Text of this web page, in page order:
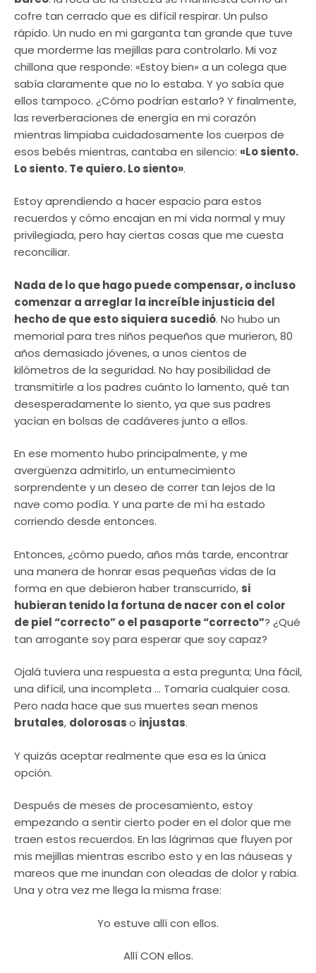
cofre tan cerrado que es difícil respirar. Un pulso
rápido. Un nudo en mi garganta tan grande que tuve
que morderme las mejillas para controlarlo. Mi voz
chillona que responde: «Estoy bien» a un colega que
sabía claramente que no lo estaba. Y yo sabía que
ellos tampoco. ¿Cómo podrían estarlo? Y finalmente,
las reverberaciones de energía en mi corazón
mientras limpiaba cuidadosamente los cuerpos de
esos bebés mientras, cantaba en silencio: «Lo siento.
Lo siento. Te quiero. Lo siento».
Estoy aprendiendo a hacer espacio para estos
recuerdos y cómo encajan en mi vida normal y muy
privilegiada, pero hay ciertas cosas que me cuesta
reconciliar.
Nada de lo que hago puede compensar, o incluso
comenzar a arreglar la increíble injusticia del
hecho de que esto siquiera sucedió. No hubo un
memorial para tres niños pequeños que murieron, 80
años demasiado jóvenes, a unos cientos de
kilómetros de la seguridad. No hay posibilidad de
transmitirle a los padres cuánto lo lamento, qué tan
desesperadamente lo siento, ya que sus padres
yacían en bolsas de cadáveres junto a ellos.
En ese momento hubo principalmente, y me
avergüenza admitirlo, un entumecimiento
sorprendente y un deseo de correr tan lejos de la
nave como podía. Y una parte de mí ha estado
corriendo desde entonces.
Entonces, ¿cómo puedo, años más tarde, encontrar
una manera de honrar esas pequeñas vidas de la
forma en que debieron haber transcurrido, si
hubieran tenido la fortuna de nacer con el color
de piel “correcto” o el pasaporte “correcto”? ¿Qué
tan arrogante soy para esperar que soy capaz?
Ojalá tuviera una respuesta a esta pregunta; Una fácil,
una difícil, una incompleta … Tomaría cualquier cosa.
Pero nada hace que sus muertes sean menos
brutales, dolorosaso injustas.
Y quizás aceptar realmente que esa es la única
opción.
Después de meses de procesamiento, estoy
empezando a sentir cierto poder en el dolor que me
traen estos recuerdos. En las lágrimas que fluyen por
mis mejillas mientras escribo esto y en las náuseas y
mareos que me inundan con oleadas de dolor y rabia.
Una y otra vez me llega la misma frase:
Yo estuve allí con ellos.
Allí CON ellos.